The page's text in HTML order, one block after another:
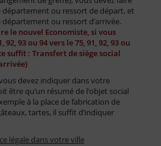
département ou ressort de départ, et
ou ressort d’arrivée.
le nouvel Economiste, si vous
92, 93 ou 94 vers le 75, 91, 92, 93 ou
suffit : Transfert de siège social
devez indiquer dans votre
être qu’un résumé de l’objet social
à la place de fabrication de
tartes, il suffit d’indiquer
légale dans votre ville